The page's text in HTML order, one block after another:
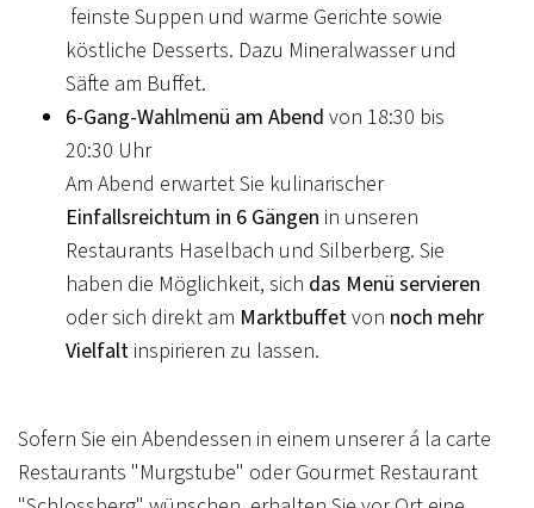
feinste Suppen und warme Gerichte sowie
köstliche Desserts. Dazu Mineralwasser und
Säfte am Buffet.
6-Gang-Wahlmenü am Abend von 18:30 bis
20:30 Uhr
Am Abend erwartet Sie kulinarischer
Einfallsreichtum in 6 Gängen in unseren
Restaurants Haselbach und Silberberg. Sie
haben die Möglichkeit, sich das Menü servieren
oder sich direkt am Marktbuffetvon noch mehr
Vielfalt inspirieren zu lassen.
Sofern Sie ein Abendessen in einem unserer á la carte
Restaurants "Murgstube" oder Gourmet Restaurant